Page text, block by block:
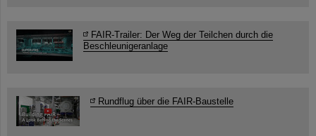
FAIR-Trailer: Der Weg der Teilchen durch die
Beschleunigeranlage
Rundflug über die FAIR-Baustelle